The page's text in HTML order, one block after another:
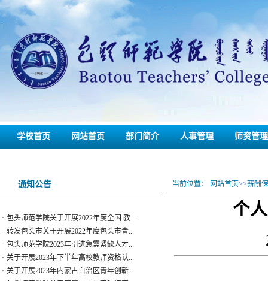
学校首页 网站首页 部门简介 人事管理 师资管理
通知公告
包头师范学院2023年引进急需紧缺人才...
关于开展2023年下半年高校教师资格认...
关于开展2023年内蒙古自治区青年创新...
包头师范学院关于开展2023年职称评审...
教师工作部（人事处）关于申报银龄教...
当前位置： 网站首页>>薪酬
个